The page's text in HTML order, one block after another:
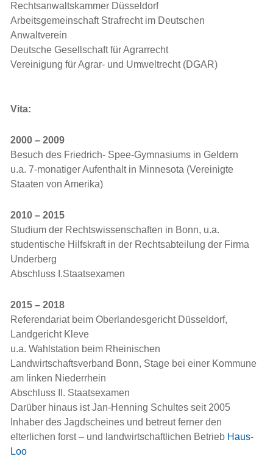
Rechtsanwaltskammer Düsseldorf
Arbeitsgemeinschaft Strafrecht im Deutschen
Anwaltverein
Deutsche Gesellschaft für Agrarrecht
Vereinigung für Agrar- und Umweltrecht (DGAR)
Vita:
2000 – 2009
Besuch des Friedrich- Spee-Gymnasiums in Geldern
u.a. 7-monatiger Aufenthalt in Minnesota (Vereinigte
Staaten von Amerika)
2010 – 2015
Studium der Rechtswissenschaften in Bonn, u.a.
studentische Hilfskraft in der Rechtsabteilung der Firma
Underberg
Abschluss I.Staatsexamen
2015 – 2018
Referendariat beim Oberlandesgericht Düsseldorf,
Landgericht Kleve
u.a. Wahlstation beim Rheinischen
Landwirtschaftsverband Bonn, Stage bei einer Kommune
am linken Niederrhein
Abschluss II. Staatsexamen
Darüber hinaus ist Jan-Henning Schultes seit 2005
Inhaber des Jagdscheines und betreut ferner den
elterlichen forst – und landwirtschaftlichen Betrieb Haus-
Loo